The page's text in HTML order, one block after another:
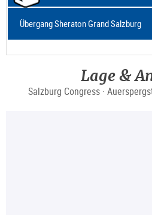
Übergang Sheraton Grand Salzburg
Lage &
Salzburg Congress ·